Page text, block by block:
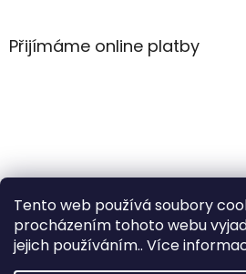
Tento web používá soubory
procházením tohoto webu
jejich používáním.. Více
aPřijímáme online platby